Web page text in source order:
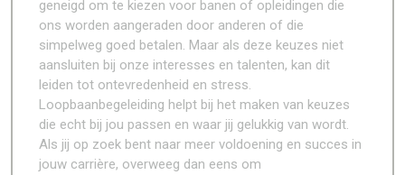
geneigd om te kiezen voor banen of opleidingen die
ons worden aangeraden door anderen of die
simpelweg goed betalen. Maar als deze keuzes niet
aansluiten bij onze interesses en talenten, kan dit
leiden tot ontevredenheid en stress.
Loopbaanbegeleiding helpt bij het maken van keuzes
die echt bij jou passen en waar jij gelukkig van wordt.
Als jij op zoek bent naar meer voldoening en succes in
jouw carrière, overweeg dan eens om